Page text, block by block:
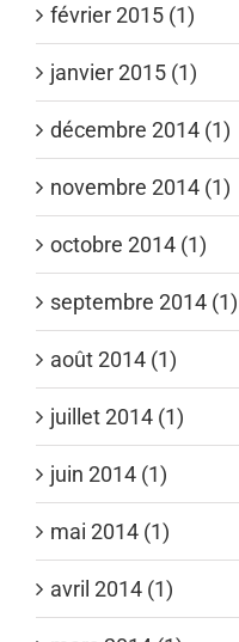
février 2015 (1)
janvier 2015 (1)
décembre 2014 (1)
novembre 2014 (1)
octobre 2014 (1)
septembre 2014 (1)
août 2014 (1)
juillet 2014 (1)
juin 2014 (1)
mai 2014 (1)
avril 2014 (1)